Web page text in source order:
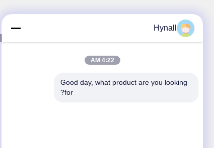
المنتجات
Hynall
4:22 AM
Good day, what product are you looking
for?